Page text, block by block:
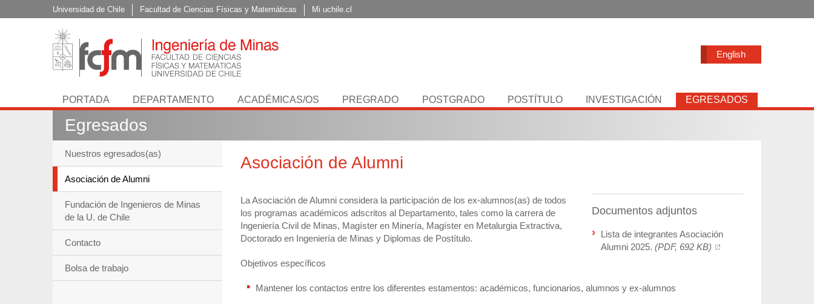
Universidad de Chile Facultad de Ciencias Físicas y Matemáticas Mi uchile.cl
English
PORTADA DEPARTAMENTO ACADÉMICAS/OS PREGRADO POSTGRADO POSTÍTULO INVESTIGACIÓN EGRESADOS
Egresados
Nuestros egresados(as)
Asociación de Alumni
Fundación de Ingenieros de Minas
de la U. de Chile
Contacto
Bolsa de trabajo
Asociación de Alumni
Documentos adjuntos
Lista de integrantes Asociación
Alumni 2025. (PDF, 692 KB)
La Asociación de Alumni considera la participación de los ex-alumnos(as) de todos
los programas académicos adscritos al Departamento, tales como la carrera de
Ingeniería Civil de Minas, Magíster en Minería, Magíster en Metalurgia Extractiva,
Doctorado en Ingeniería de Minas y Diplomas de Postítulo.
Objetivos específicos
Mantener los contactos entre los diferentes estamentos: académicos, funcionarios, alumnos y ex-alumnos